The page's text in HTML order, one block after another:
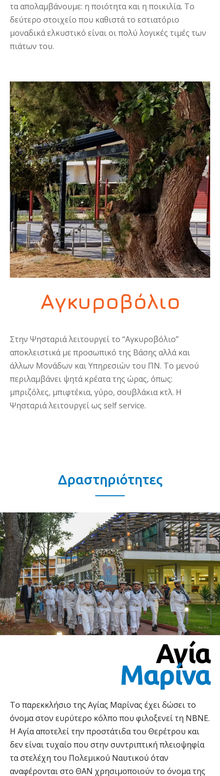
τα απολαμβάνουμε: η ποιότητα και η ποικιλία. Το
δεύτερο στοιχείο που καθιστά το εστιατόριο
μοναδικά ελκυστικό είναι οι πολύ λογικές τιμές των
πιάτων του.
Στην Ψησταριά λειτουργεί το “Αγκυροβόλιο”
αποκλειστικά με προσωπικό της Βάσης αλλά και
άλλων Μονάδων και Υπηρεσιών του ΠΝ. Το μενού
περιλαμβάνει ψητά κρέατα της ώρας, όπως:
μπριζόλες, μπιφτέκια, γύρο, σουβλάκια κτλ. Η
Ψησταριά λειτουργεί ως self service.
Δραστηριότητες
Αγία
Μαρίνα
Το παρεκκλήσιο της Αγίας Μαρίνας έχει δώσει το
όνομα στον ευρύτερο κόλπο που φιλοξενεί τη ΝΒΝΕ.
Η Αγία αποτελεί την προστάτιδα του Θερέτρου και
δεν είναι τυχαίο που στην συντριπτική πλειοψηφία
τα στελέχη του Πολεμικού Ναυτικού όταν
αναφέρονται στο ΘΑΝ χρησιμοποιούν το όνομα της